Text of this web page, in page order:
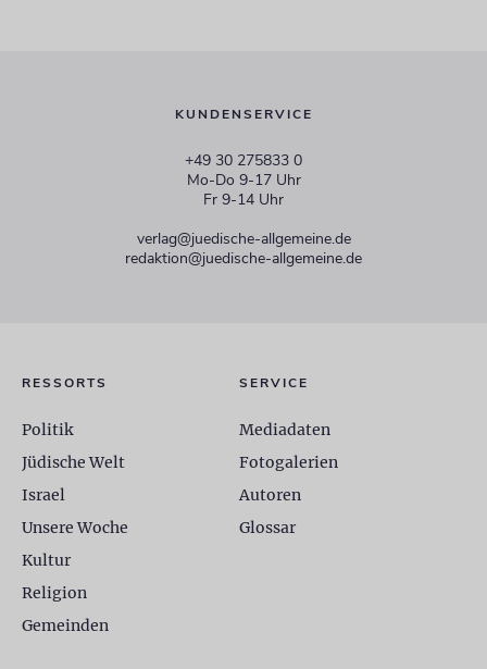
KUNDENSERVICE
+49 30 275833 0
Mo-Do 9-17 Uhr
Fr 9-14 Uhr
verlag@juedische-allgemeine.de
redaktion@juedische-allgemeine.de
RESSORTS
Politik
Jüdische Welt
Israel
Unsere Woche
Kultur
Religion
Gemeinden
SERVICE
Mediadaten
Fotogalerien
Autoren
Glossar